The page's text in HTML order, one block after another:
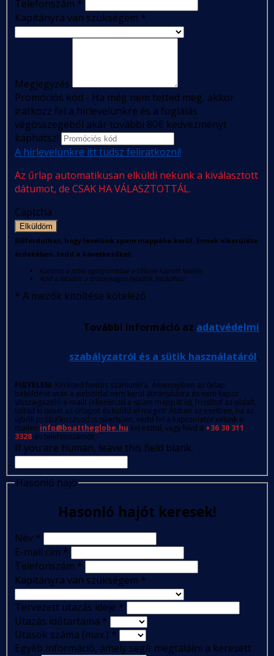
Telefonszám *
Kapitányra van szükségem *
Megjegyzés
Promóciós kód - Ha még nem tetted meg, akkor
iratkozz fel a hírlevelünkre és a foglalás
végösszegéből akár további 80€ kedvezményt
kaphatsz!
A hírlevelünkre itt tudsz feliratkozni!
Az űrlap automatikusan elküldi nekünk a kiválasztott
dátumot, de CSAK HA VÁLASZTOTTÁL.
Captcha
Elküldöm
Előfordulhat, hogy levelünk spam mappába kerül. Ennek elkerülése
érdekében, tedd a következőket:
Kattints a jobb egérgombbal a tőlünk kapott levélre
Add a feladót a biztonságos feladók listájához
* A mezők kitöltése kötelező
További információ az adatvédelmi
szabályzatról és a sütik használatáról.
FIGYELEM: Kérésed fontos számunkra. Amennyiben az űrlap
beküldése után a weboldal nem kerül átirányításra és nem kapsz
visszaigazoló e-mailt (ellenőrizd a spam mappát is), frissítsd az oldalt,
töltsd ki ismét az űrlapot és küldd el megint! Abban az esetben, ha az
újbóli próbálkozásod is sikertelen, vedd fel a kapcsolatot velünk e-
mailen info@boattheglobe.hu keresztül, vagy hívd a +36 30 311
3328-as telefonszámot.
If you are human, leave this field blank.
Hasonló hajó
Hasonló hajót keresek!
Név *
E-mail cím *
Telefonszám *
Kapitányra van szükségem *
Tervezett utazás ideje *
Utazás időtartama *
Utasok száma (max.) *
Egyéb információ, amely segít megtalálni a keresett